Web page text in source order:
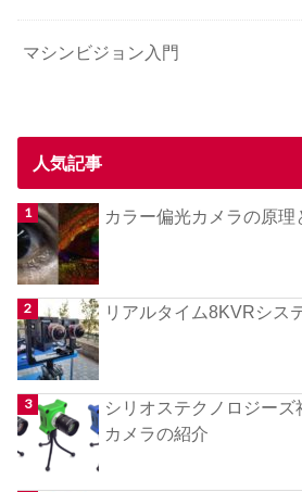
マシンビジョン入門
人気記事
カラー偏光カメラの原理
リアルタイム8KVRシス
シリオステクノロジー
カメラの紹介